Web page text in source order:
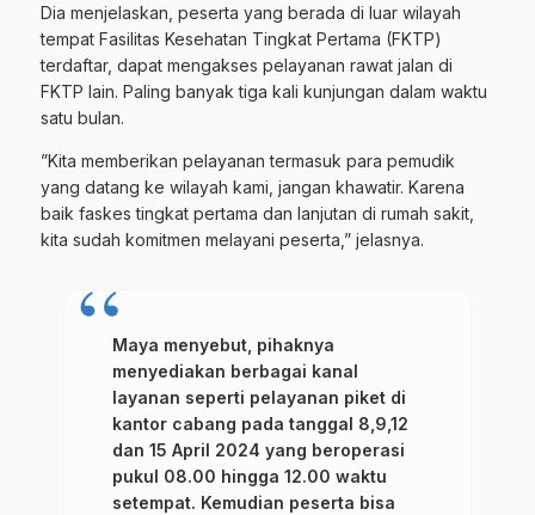
Dia menjelaskan, peserta yang berada di luar wilayah
tempat Fasilitas Kesehatan Tingkat Pertama (FKTP)
terdaftar, dapat mengakses pelayanan rawat jalan di
FKTP lain. Paling banyak tiga kali kunjungan dalam waktu
satu bulan.
”Kita memberikan pelayanan termasuk para pemudik
yang datang ke wilayah kami, jangan khawatir. Karena
baik faskes tingkat pertama dan lanjutan di rumah sakit,
kita sudah komitmen melayani peserta,” jelasnya.
Maya menyebut, pihaknya
menyediakan berbagai kanal
layanan seperti pelayanan piket di
kantor cabang pada tanggal 8,9,12
dan 15 April 2024 yang beroperasi
pukul 08.00 hingga 12.00 waktu
setempat. Kemudian peserta bisa